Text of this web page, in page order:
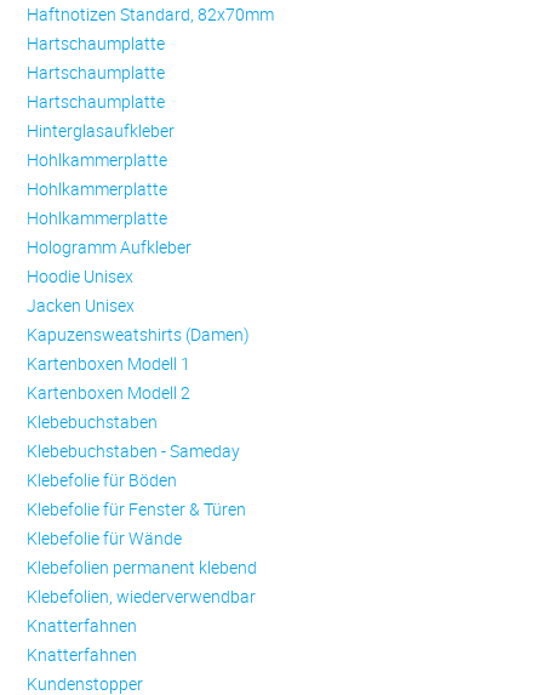
Haftnotizen Standard, 82x70mm
Hartschaumplatte
Hartschaumplatte
Hartschaumplatte
Hinterglasaufkleber
Hohlkammerplatte
Hohlkammerplatte
Hohlkammerplatte
Hologramm Aufkleber
Hoodie Unisex
Jacken Unisex
Kapuzensweatshirts (Damen)
Kartenboxen Modell 1
Kartenboxen Modell 2
Klebebuchstaben
Klebebuchstaben - Sameday
Klebefolie für Böden
Klebefolie für Fenster & Türen
Klebefolie für Wände
Klebefolien permanent klebend
Klebefolien, wiederverwendbar
Knatterfahnen
Knatterfahnen
Kundenstopper